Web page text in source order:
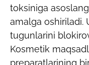
toksiniga
amalga oshiriladi.
tugunlarini
Kosmetik
preparatlarining